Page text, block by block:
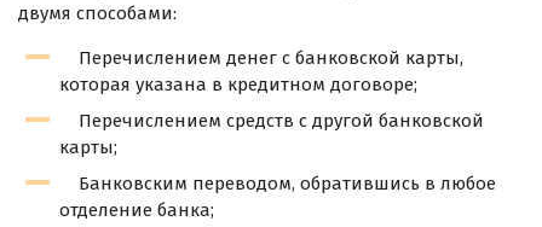
двумя способами:
Перечислением денег с банковской карты,
которая указана в кредитном договоре;
Перечислением средств с другой банковской
карты;
Банковским переводом, обратившись в любое
отделение банка;